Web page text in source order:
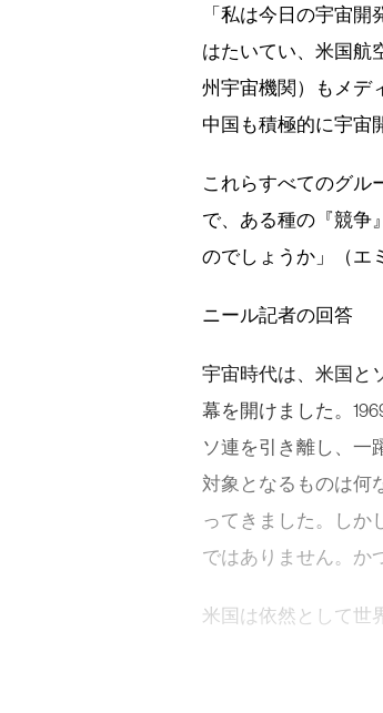
「私は今日の宇宙
はたいてい、米国航
州宇宙機関）もメデ
中国も積極的に宇宙
これらすべてのグル
で、ある種の『競争
のでしょうか」（エ
ニール記者の回答
宇宙時代は、米国と
幕を開けました。
ソ連を引き離し、一
対象となるものは何
ってきました。しか
ではありません。か
米国は依然として世